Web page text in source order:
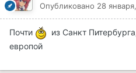
Опубликовано 28
Почти
из Санкт
европой